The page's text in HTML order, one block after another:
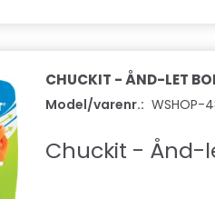
CHUCKIT - ÅND-LET
Model/varenr.: WSHOP-
Chuckit - Ånd-